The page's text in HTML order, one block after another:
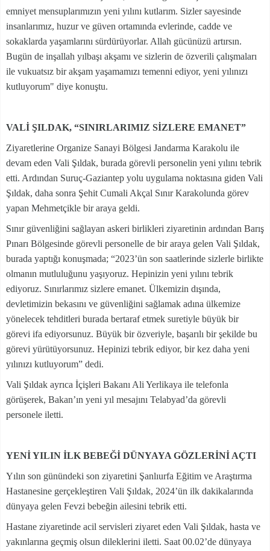
emniyet mensuplarımızın yeni yılını kutlarım. Sizler sayesinde
insanlarımız, huzur ve güven ortamında evlerinde, cadde ve
sokaklarda yaşamlarını sürdürüyorlar. Allah gücünüzü artırsın.
Bugün de inşallah yılbaşı akşamı ve sizlerin de özverili çalışmaları
ile vukuatsız bir akşam yaşamamızı temenni ediyor, yeni yılınızı
kutluyorum" diye konuştu.
VALİ ŞILDAK, “SINIRLARIMIZ SİZLERE EMANET”
Ziyaretlerine Organize Sanayi Bölgesi Jandarma Karakolu ile
devam eden Vali Şıldak, burada görevli personelin yeni yılını tebrik
etti. Ardından Suruç-Gaziantep yolu uygulama noktasına giden Vali
Şıldak, daha sonra Şehit Cumali Akçal Sınır Karakolunda görev
yapan Mehmetçikle bir araya geldi.
Sınır güvenliğini sağlayan askeri birlikleri ziyaretinin ardından Barış
Pınarı Bölgesinde görevli personelle de bir araya gelen Vali Şıldak,
burada yaptığı konuşmada; “2023’ün son saatlerinde sizlerle birlikte
olmanın mutluluğunu yaşıyoruz. Hepinizin yeni yılını tebrik
ediyoruz. Sınırlarımız sizlere emanet. Ülkemizin dışında,
devletimizin bekasını ve güvenliğini sağlamak adına ülkemize
yönelecek tehditleri burada bertaraf etmek suretiyle büyük bir
görevi ifa ediyorsunuz. Büyük bir özveriyle, başarılı bir şekilde bu
görevi yürütüyorsunuz. Hepinizi tebrik ediyor, bir kez daha yeni
yılınızı kutluyorum” dedi.
Vali Şıldak ayrıca İçişleri Bakanı Ali Yerlikaya ile telefonla
görüşerek, Bakan’ın yeni yıl mesajını Telabyad’da görevli
personele iletti.
YENİ YILIN İLK BEBEĞİ DÜNYAYA GÖZLERİNİ AÇTI
Yılın son günündeki son ziyaretini Şanlıurfa Eğitim ve Araştırma
Hastanesine gerçekleştiren Vali Şıldak, 2024’ün ilk dakikalarında
dünyaya gelen Fevzi bebeğin ailesini tebrik etti.
Hastane ziyaretinde acil servisleri ziyaret eden Vali Şıldak, hasta ve
yakınlarına geçmiş olsun dileklerini iletti. Saat 00.02’de dünyaya